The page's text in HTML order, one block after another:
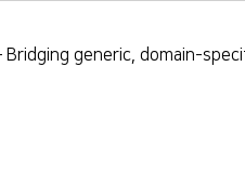
generic, domain-